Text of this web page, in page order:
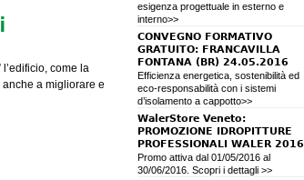
come la
a migliorare e
esigenza progettuale in esterno e
interno>>
CONVEGNO FORMATIVO
GRATUITO: FRANCAVILLA
FONTANA (BR) 24.05.2016
Efficienza energetica, sostenibilità ed
eco-responsabilità con i sistemi
d’isolamento a cappotto>>
WalerStore Veneto:
PROMOZIONE IDROPITTURE
PROFESSIONALI WALER 2016
Promo attiva dal 01/05/2016 al
30/06/2016. Scopri i dettagli >>